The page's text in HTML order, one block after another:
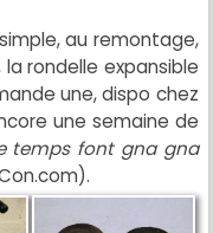
au remontage,
rondelle expansible
une, dispo chez
une semaine de
temps font gna gna